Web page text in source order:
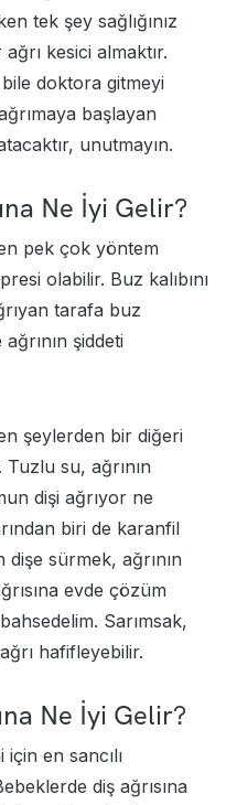
tek şey sağlığınız
kesici almaktır.
doktora gitmeyi
başlayan
unutmayın.
Ne İyi Gelir?
pek çok yöntem
olabilir. Buz kalıbını
tarafa buz
şiddeti
şeylerden bir diğeri
su, ağrının
dişi ağrıyor ne
biri de karanfil
dişe sürmek, ağrının
evde çözüm
Sarımsak,
hafifleyebilir.
Ne İyi Gelir?
en sancılı
diş ağrısına